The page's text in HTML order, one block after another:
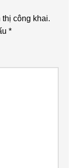
công khai.
*